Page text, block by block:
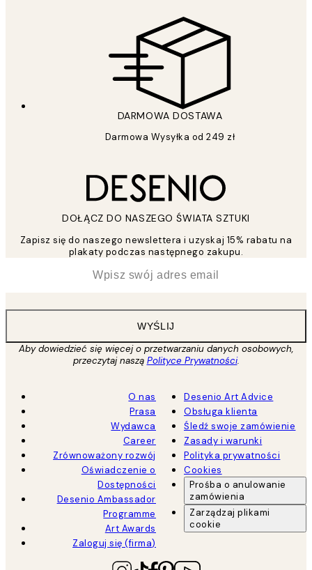
DARMOWA DOSTAWA
Darmowa Wysyłka od 249 zł
DOŁĄCZ DO NASZEGO ŚWIATA SZTUKI
Zapisz się do naszego newslettera i uzyskaj 15% rabatu na
plakaty podczas następnego zakupu.
WYŚLIJ
Aby dowiedzieć się więcej o przetwarzaniu danych osobowych,
przeczytaj naszą Polityce Prywatności.
O nas
Prasa
Wydawca
Career
Zrównoważony rozwój
Oświadczenie o
Dostępności
Desenio Ambassador
Programme
Art Awards
Zaloguj się (firma)
Desenio Art Advice
Obsługa klienta
Śledź swoje zamówienie
Zasady i warunki
Polityka prywatności
Cookies
Prośba o anulowanie
zamówienia
Zarządzaj plikami
cookie